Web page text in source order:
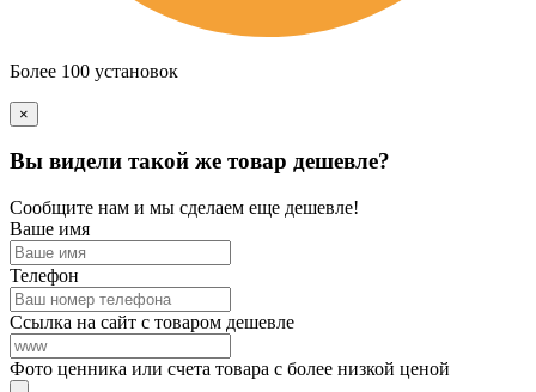
Более 100 установок
×
Вы видели такой же товар дешевле?
Сообщите нам и мы сделаем еще дешевле!
Ваше имя
Телефон
Ссылка на сайт с товаром дешевле
Фото ценника или счета товара с более низкой ценой